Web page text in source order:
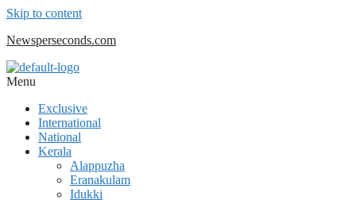
Skip to content
Newsperseconds.com
Menu
Exclusive
International
National
Kerala
Alappuzha
Eranakulam
Idukki